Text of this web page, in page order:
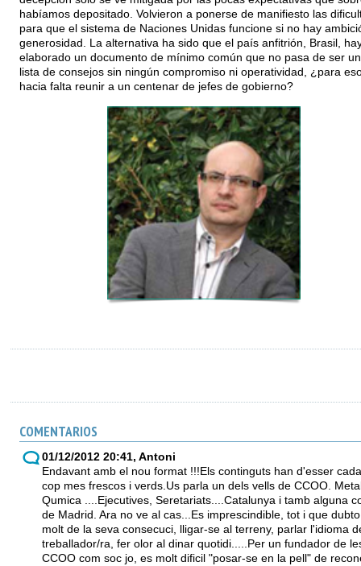
habíamos depositado. Volvieron a ponerse de manifiesto las
para que el sistema de Naciones Unidas funcione si no hay
generosidad. La alternativa ha sido que el país anfitrión, Brasil,
elaborado un documento de mínimo común que no pasa de ser
lista de consejos sin ningún compromiso ni operatividad, ¿para
hacia falta reunir a un centenar de jefes de gobierno?
COMENTARIOS
01/12/2012 20:41, Antoni
Endavant amb el nou format !!!Els continguts han d'esser cada
cop mes frescos i verds.Us parla un dels vells de CCOO.
Qumica ....Ejecutives, Seretariats....Catalunya i tamb alguna
de Madrid. Ara no ve al cas...Es imprescindible, tot i que dubto
molt de la seva consecuci, lligar-se al terreny, parlar l'idioma
treballador/ra, fer olor al dinar quotidi.....Per un fundador de
CCOO com soc jo, es molt dificil "posar-se en la pell" de